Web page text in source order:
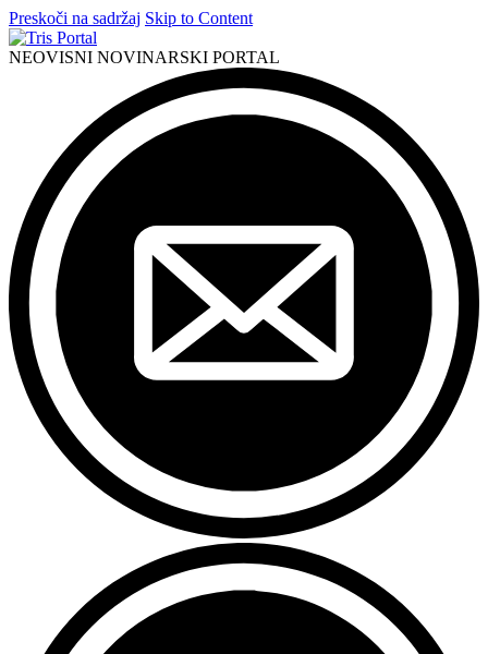
Preskoči na sadržaj Skip to Content
NEOVISNI NOVINARSKI PORTAL